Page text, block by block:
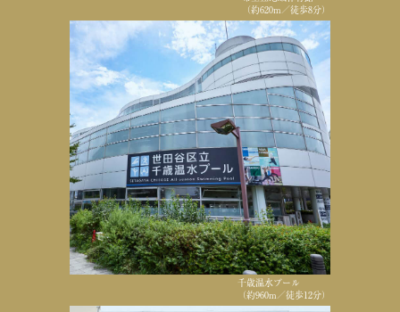
（約620m／徒歩8分）
千歳温水プール
（約960m／徒歩12分）